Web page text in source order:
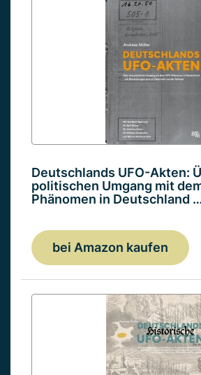
Deutschlands UFO-Akten:
politischen Umgang mit
Phänomen in Deutschland
bei Amazon kaufen